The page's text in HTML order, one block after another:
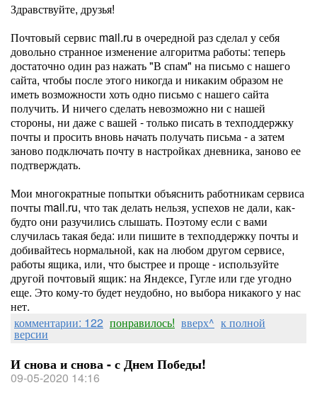
Здравствуйте, друзья!
Почтовый сервис mail.ru в очередной раз сделал у себя
довольно странное изменение алгоритма работы: теперь
достаточно один раз нажать "В спам" на письмо с нашего
сайта, чтобы после этого никогда и никаким образом не
иметь возможности хоть одно письмо с нашего сайта
получить. И ничего сделать невозможно ни с нашей
стороны, ни даже с вашей - только писать в техподдержку
почты и просить вновь начать получать письма - а затем
заново подключать почту в настройках дневника, заново ее
подтверждать.
Мои многократные попытки объяснить работникам сервиса
почты mail.ru, что так делать нельзя, успехов не дали, как-
будто они разучились слышать. Поэтому если с вами
случилась такая беда: или пишите в техподдержку почты и
добивайтесь нормальной, как на любом другом сервисе,
работы ящика, или, что быстрее и проще - используйте
другой почтовый ящик: на Яндексе, Гугле или где угодно
еще. Это кому-то будет неудобно, но выбора никакого у нас
нет.
комментарии: 122 понравилось! вверх^ к полной
версии
И снова и снова - с Днем Победы!
09-05-2020 14:16